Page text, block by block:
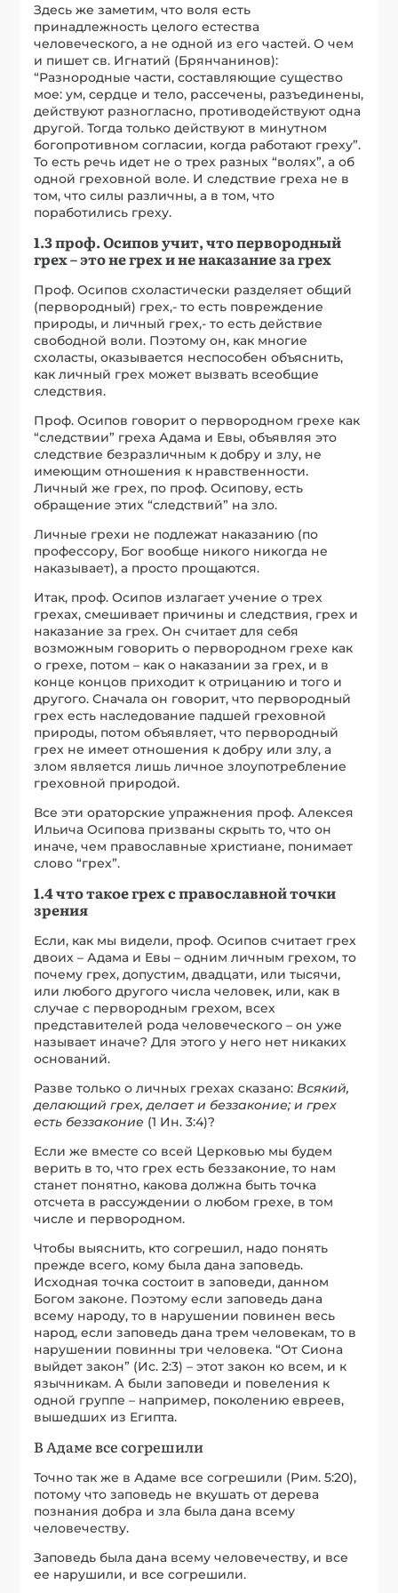
Здесь же заметим, что воля есть
принадлежность целого естества
человеческого, а не одной из его частей. О чем
и пишет св. Игнатий (Брянчанинов):
“Разнородные части, составляющие существо
мое: ум, сердце и тело, рассечены, разъединены,
действуют разногласно, противодействуют одна
другой. Тогда только действуют в минутном
богопротивном согласии, когда работают греху”.
То есть речь идет не о трех разных “волях”, а об
одной греховной воле. И следствие греха не в
том, что силы различны, а в том, что
поработились греху.
1.3 проф. Осипов учит, что первородный
грех – это не грех и не наказание за грех
Проф. Осипов схоластически разделяет общий
(первородный) грех,- то есть повреждение
природы, и личный грех,- то есть действие
свободной воли. Поэтому он, как многие
схоласты, оказывается неспособен объяснить,
как личный грех может вызвать всеобщие
следствия.
Проф. Осипов говорит о первородном грехе как
“следствии” греха Адама и Евы, объявляя это
следствие безразличным к добру и злу, не
имеющим отношения к нравственности.
Личный же грех, по проф. Осипову, есть
обращение этих “следствий” на зло.
Личные грехи не подлежат наказанию (по
профессору, Бог вообще никого никогда не
наказывает), а просто прощаются.
Итак, проф. Осипов излагает учение о трех
грехах, смешивает причины и следствия, грех и
наказание за грех. Он считает для себя
возможным говорить о первородном грехе как
о грехе, потом – как о наказании за грех, и в
конце концов приходит к отрицанию и того и
другого. Сначала он говорит, что первородный
грех есть наследование падшей греховной
природы, потом объявляет, что первородный
грех не имеет отношения к добру или злу, а
злом является лишь личное злоупотребление
греховной природой.
Все эти ораторские упражнения проф. Алексея
Ильича Осипова призваны скрыть то, что он
иначе, чем православные христиане, понимает
слово “грех”.
1.4 что такое грех с православной точки
зрения
Если, как мы видели, проф. Осипов считает грех
двоих – Адама и Евы – одним личным грехом, то
почему грех, допустим, двадцати, или тысячи,
или любого другого числа человек, или, как в
случае с первородным грехом, всех
представителей рода человеческого – он уже
называет иначе? Для этого у него нет никаких
оснований.
Разве только о личных грехах сказано:Всякий,
делающий грех, делает и беззаконие; и грех
есть беззаконие (1 Ин. 3:4)?
Если же вместе со всей Церковью мы будем
верить в то, что грех есть беззаконие, то нам
станет понятно, какова должна быть точка
отсчета в рассуждении о любом грехе, в том
числе и первородном.
Чтобы выяснить, кто согрешил, надо понять
прежде всего, кому была дана заповедь.
Исходная точка состоит в заповеди, данном
Богом законе. Поэтому если заповедь дана
всему народу, то в нарушении повинен весь
народ, если заповедь дана трем человекам, то в
нарушении повинны три человека. “От Сиона
выйдет закон” (Ис. 2:3) – этот закон ко всем, и к
язычникам. А были заповеди и повеления к
одной группе – например, поколению евреев,
вышедших из Египта.
В Адаме все согрешили
Точно так же в Адаме все согрешили (Рим. 5:20),
потому что заповедь не вкушать от дерева
познания добра и зла была дана всему
человечеству.
Заповедь была дана всему человечеству, и все
ее нарушили, и все согрешили.